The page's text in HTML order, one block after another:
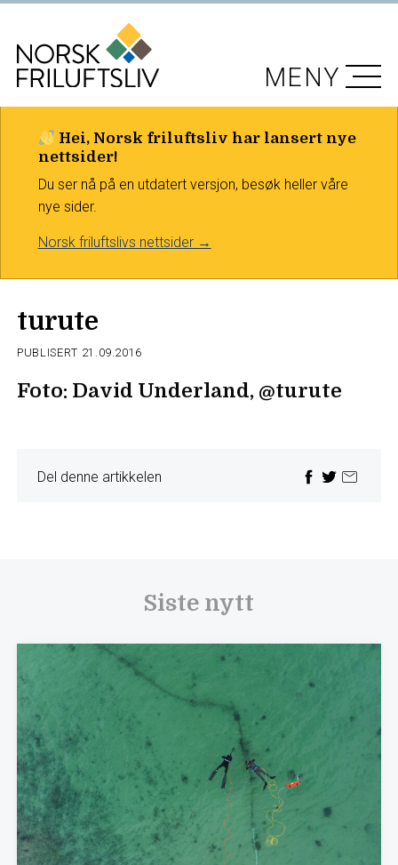
Hei, Norsk friluftsliv har lansert nye
nettsider!
Du ser nå på en utdatert versjon, besøk heller våre
nye sider.
Norsk friluftslivs nettsider →
MENY
turute
PUBLISERT 21.09.2016
Foto: David Underland, @turute
Del denne artikkelen
Siste nytt